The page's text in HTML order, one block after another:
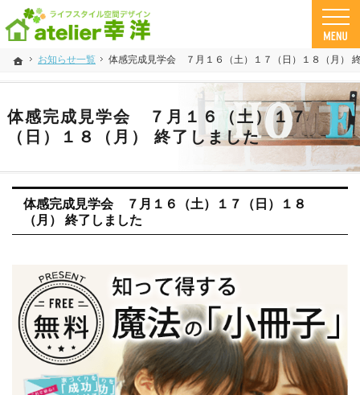
ホーム
お知らせ一覧 体感完成見学会 ７月１６（土）１７（日）１８（月）
体感完成見学会 ７月１６（土）１７
（日）１８（月） 終了しました
鹿児島 県の工務店、注文住宅なら幸洋。自然素材とデザインで「さわや家」な家づくりが
工務店・注文住宅 幸洋の自然素材住宅
体感完成見学会 ７月１６（土）１７（日）１８
（月） 終了しました